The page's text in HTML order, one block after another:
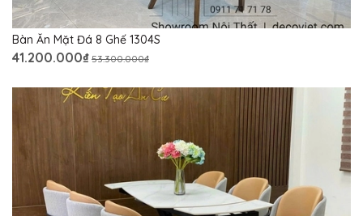
Bàn Ăn Mặt Đá 8 Ghế 1304S
41.200.000₫ 53.300.000₫